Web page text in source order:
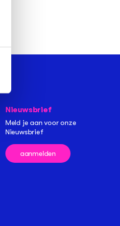
Nieuwsbrief
Meld je aan voor onze
Nieuwsbrief
aanmelden